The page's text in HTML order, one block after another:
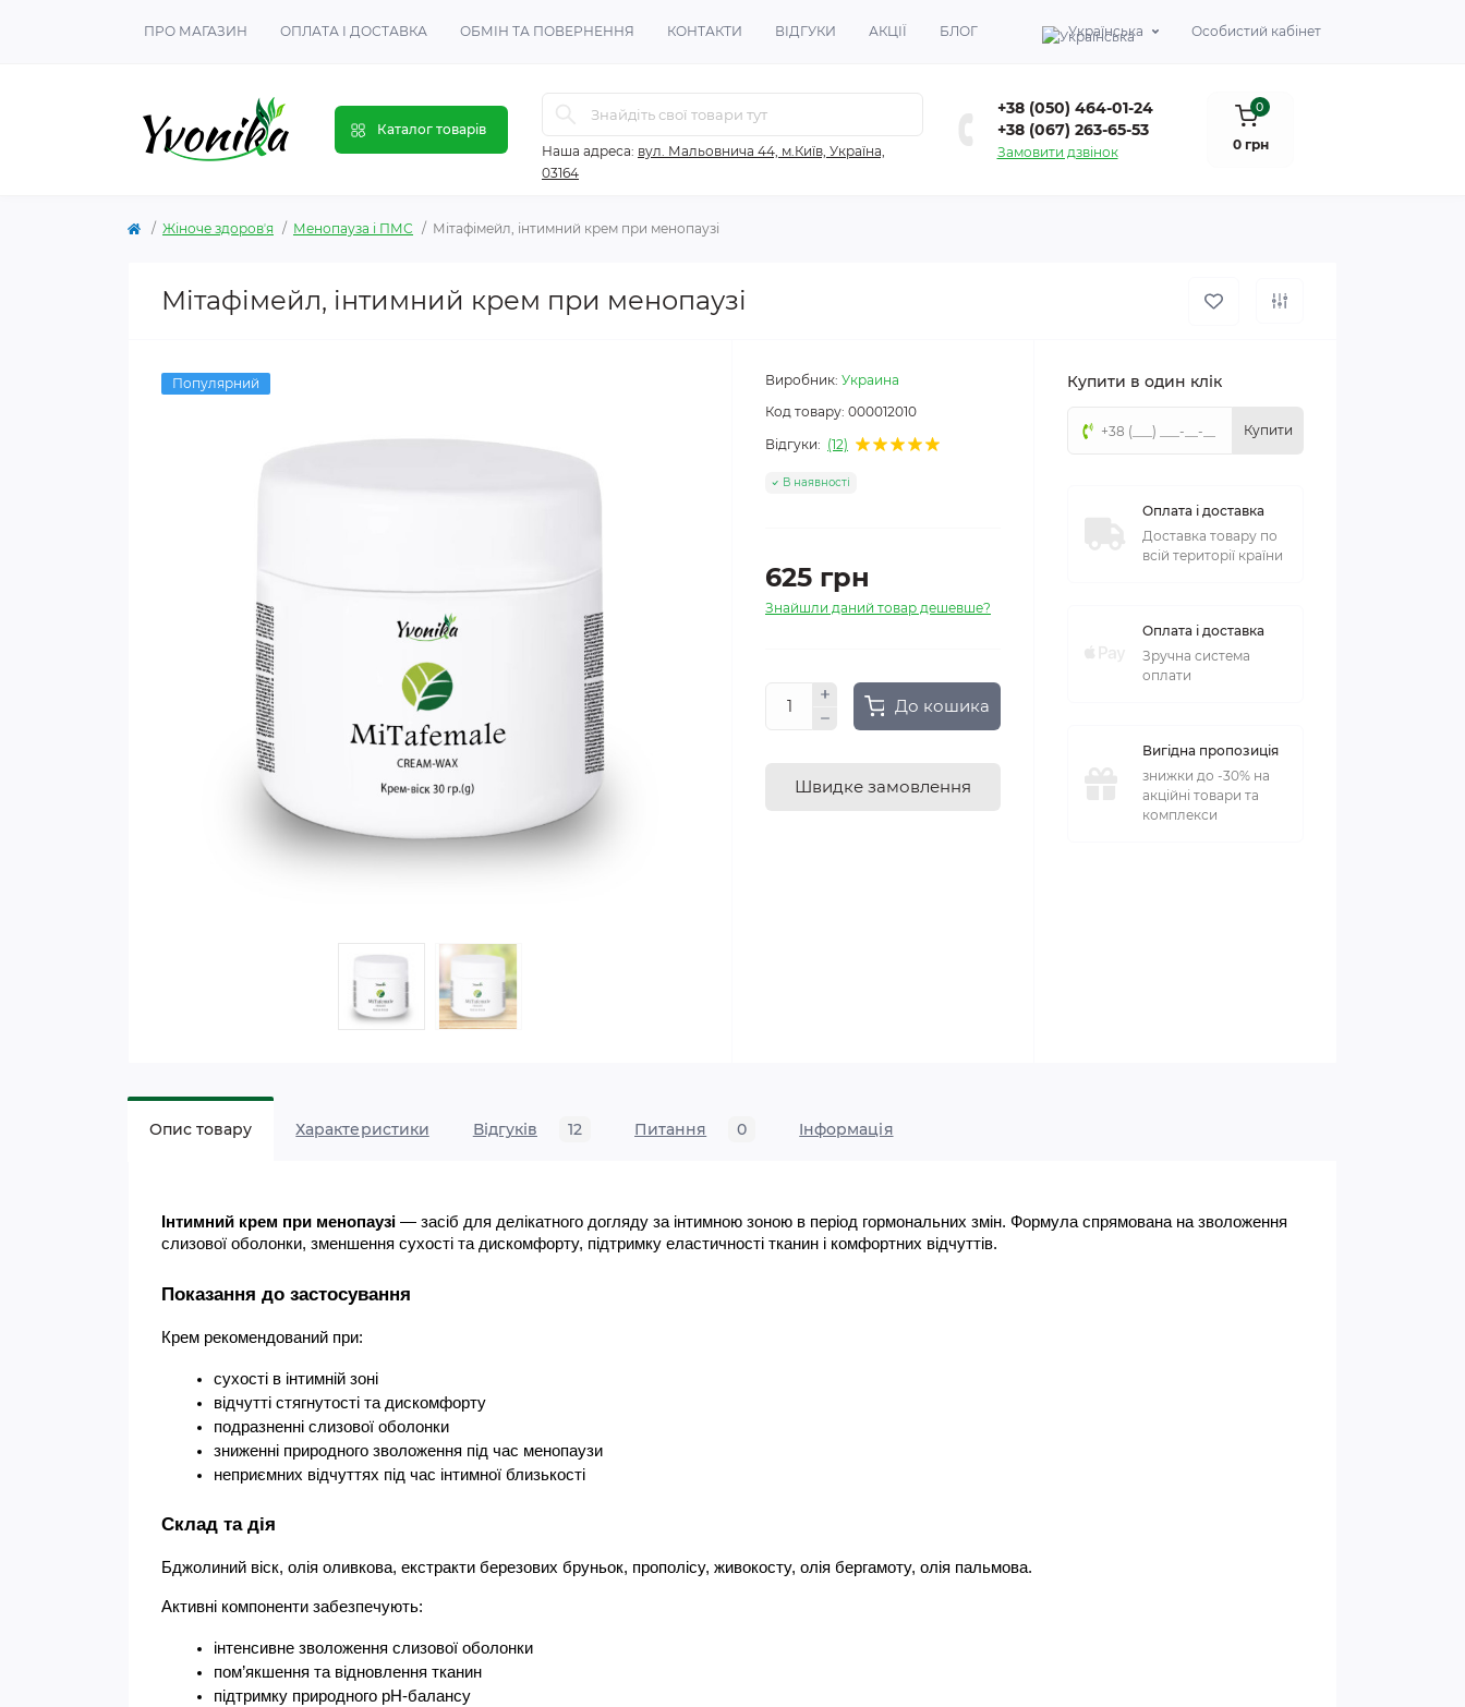
ПРО МАГАЗИН ОПЛАТА І ДОСТАВКА ОБМІН ТА ПОВЕРНЕННЯ КОНТАКТИ ВІДГУКИ АКЦІЇ БЛОГ Українська Особистий кабінет
Каталог товарів
Наша адреса: вул. Мальовнича 44, м.Київ, Україна,
03164
+38 (050) 464-01-24
+38 (067) 263-65-53
Замовити дзвінок
0
0 грн
Жіноче здоровʼя Менопауза і ПМС Мітафімейл, інтимний крем при менопаузі
Мітафімейл, інтимний крем при менопаузі
Популярний Виробник: Украина
Код товару: 000012010
Відгуки: (12)
В наявності
625 грн
Знайшли даний товар дешевше?
До кошика
Швидке замовлення
Купити в один клік
Купити
Оплата і доставка
Доставка товару по
всій території країни
Оплата і доставка
Зручна система
оплати
Вигідна пропозиція
знижки до -30% на
акційні товари та
комплекси
Опис товару Характеристики Відгуків 12 Питання 0 Iнформація
Інтимний крем при менопаузі — засіб для делікатного догляду за інтимною зоною в період гормональних змін. Формула спрямована на зволоження
слизової оболонки, зменшення сухості та дискомфорту, підтримку еластичності тканин і комфортних відчуттів.
Показання до застосування
Крем рекомендований при:
сухості в інтимній зоні
відчутті стягнутості та дискомфорту
подразненні слизової оболонки
зниженні природного зволоження під час менопаузи
неприємних відчуттях під час інтимної близькості
Склад та дія
Бджолиний віск, олія оливкова, екстракти березових бруньок, прополісу, живокосту, олія бергамоту, олія пальмова.
Активні компоненти забезпечують:
інтенсивне зволоження слизової оболонки
пом’якшення та відновлення тканин
підтримку природного pH-балансу